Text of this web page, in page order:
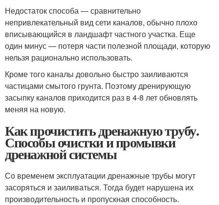
Недостаток способа — сравнительно
непривлекательный вид сети каналов, обычно плохо
вписывающийся в ландшафт частного участка. Еще
один минус — потеря части полезной площади, которую
нельзя рационально использовать.
Кроме того каналы довольно быстро заиливаются
частицами смытого грунта. Поэтому дренирующую
засыпку каналов приходится раз в 4-8 лет обновлять
меняя на новую.
Как прочистить дренажную трубу.
Способы очистки и промывки
дренажной системы
Со временем эксплуатации дренажные трубы могут
засоряться и заиливаться. Тогда будет нарушена их
производительность и пропускная способность.